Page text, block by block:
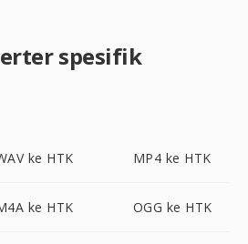
spesifik
ke HTK MP4 ke HTK
ke HTK OGG ke HTK